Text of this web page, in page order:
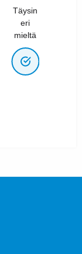
Täysin
eri
mieltä